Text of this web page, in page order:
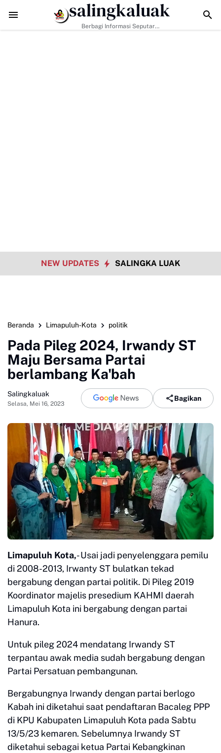
Hadapi Tantangan Era Digital, Arisal Aziz Ajak Masyarakat Perkuat
salingkaluak
Berbagi Informasi Seputar
NEW UPDATES SALINGKA LUAK
Beranda Limapuluh-Kota politik
Pada Pileg 2024, Irwandy ST
Maju Bersama Partai
berlambang Ka'bah
Salingkaluak
Selasa, Mei 16, 2023
Bagikan
Limapuluh Kota,- Usai jadi penyelenggara pemilu
di 2008-2013, Irwanty ST bulatkan tekad
bergabung dengan partai politik. Di Pileg 2019
Koordinator majelis presedium KAHMI daerah
Limapuluh Kota ini bergabung dengan partai
Hanura.
Untuk pileg 2024 mendatang Irwandy ST
terpantau awak media sudah bergabung dengan
Partai Persatuan pembangunan.
Bergabungnya Irwandy dengan partai berlogo
Kabah ini diketahui saat pendaftaran Bacaleg PPP
di KPU Kabupaten Limapuluh Kota pada Sabtu
13/5/23 kemaren. Sebelumnya Irwandy ST
diketahui sebagai ketua Partai Kebangkinan